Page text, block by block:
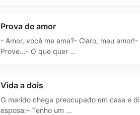
Prova de amor
- Amor, você me ama?- Claro, meu amor!-
Prove...- O que quer …
Vida a dois
O marido chega preocupado em casa e
esposa:– Tenho um …